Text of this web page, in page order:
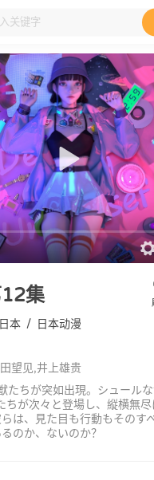
动漫 国产动漫 欧美
集
日本 / 日本动漫
望见,井上雄贵
たちが突如出現。シュール
ちが次々と登場し、縦横無
は、見た目も行動もそのす
のか、ないのか？